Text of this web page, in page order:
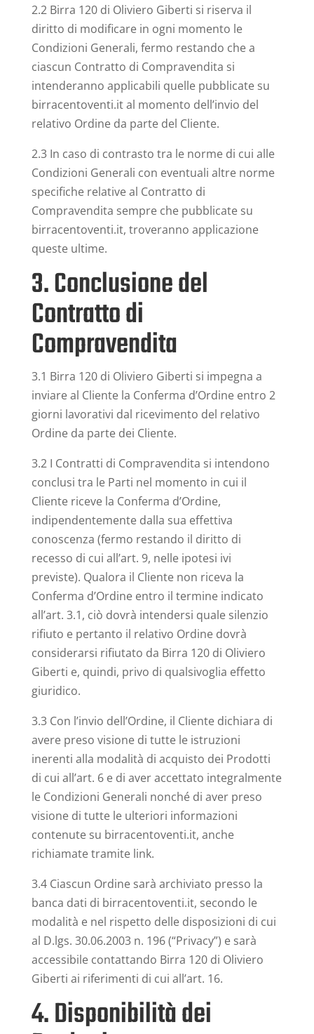
2.2 Birra 120 di Oliviero Giberti si riserva il
diritto di modificare in ogni momento le
Condizioni Generali, fermo restando che a
ciascun Contratto di Compravendita si
intenderanno applicabili quelle pubblicate su
birracentoventi.it al momento dell’invio del
relativo Ordine da parte del Cliente.
2.3 In caso di contrasto tra le norme di cui alle
Condizioni Generali con eventuali altre norme
specifiche relative al Contratto di
Compravendita sempre che pubblicate su
birracentoventi.it, troveranno applicazione
queste ultime.
3. Conclusione del
Contratto di
Compravendita
3.1 Birra 120 di Oliviero Giberti si impegna a
inviare al Cliente la Conferma d’Ordine entro 2
giorni lavorativi dal ricevimento del relativo
Ordine da parte dei Cliente.
3.2 I Contratti di Compravendita si intendono
conclusi tra le Parti nel momento in cui il
Cliente riceve la Conferma d’Ordine,
indipendentemente dalla sua effettiva
conoscenza (fermo restando il diritto di
recesso di cui all’art. 9, nelle ipotesi ivi
previste). Qualora il Cliente non riceva la
Conferma d’Ordine entro il termine indicato
all’art. 3.1, ciò dovrà intendersi quale silenzio
rifiuto e pertanto il relativo Ordine dovrà
considerarsi rifiutato da Birra 120 di Oliviero
Giberti e, quindi, privo di qualsivoglia effetto
giuridico.
3.3 Con l’invio dell’Ordine, il Cliente dichiara di
avere preso visione di tutte le istruzioni
inerenti alla modalità di acquisto dei Prodotti
di cui all’art. 6 e di aver accettato integralmente
le Condizioni Generali nonché di aver preso
visione di tutte le ulteriori informazioni
contenute su birracentoventi.it, anche
richiamate tramite link.
3.4 Ciascun Ordine sarà archiviato presso la
banca dati di birracentoventi.it, secondo le
modalità e nel rispetto delle disposizioni di cui
al D.lgs. 30.06.2003 n. 196 (“Privacy”) e sarà
accessibile contattando Birra 120 di Oliviero
Giberti ai riferimenti di cui all’art. 16.
4. Disponibilità dei